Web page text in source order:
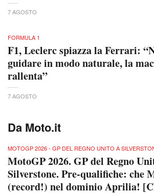
7 AGOSTO
FORMULA 1
F1, Leclerc spiazza la Ferrari:
guidare in modo naturale, la
rallenta”
7 AGOSTO
Da Moto.it
MOTOGP 2026 - GP DEL REGNO UNITO A
MotoGP 2026. GP del Regno
Silverstone. Pre-qualifiche: che
(record!) nel dominio Aprilia!